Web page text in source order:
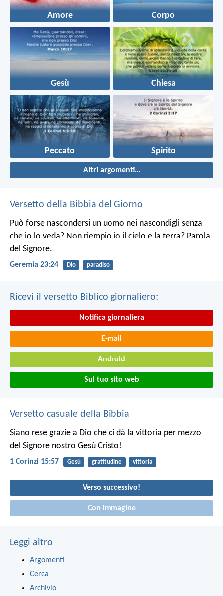
Amore Corpo
Gesù Chiesa
Peccato Spirito
Altri argomenti…
Versetto della Bibbia del Giorno
Può forse nascondersi un uomo nei nascondigli senza
che io lo veda? Non riempio io il cielo e la terra? Parola
del Signore.
Geremia 23:24 Dio paradiso
Ricevi il versetto Biblico giornaliero:
Notifica giornaliera
E-mail
Android
Sul tuo sito web
Versetto casuale della Bibbia
Siano rese grazie a Dio che ci dà la vittoria per mezzo
del Signore nostro Gesù Cristo!
1 Corinzi 15:57 Gesù gratitudine vittoria
Verso successivo!
Con immagine
Leggi altro
Argomenti
Cerca
Archivio